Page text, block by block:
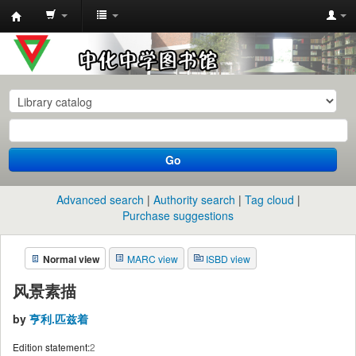
中
化
中
学
图
书
馆
目
录
Go
Advanced search Authority search
Tag cloud
Purchase suggestions
Normal view MARC view ISBD view
风景素描
by 亨利.匹兹着
Edition statement:2